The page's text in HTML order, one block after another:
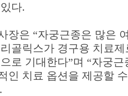
다.
장은 “자궁근종은 많은
골릭스가 경구용 치료
로 기대한다”며 “자궁
인 치료 옵션을 제공할